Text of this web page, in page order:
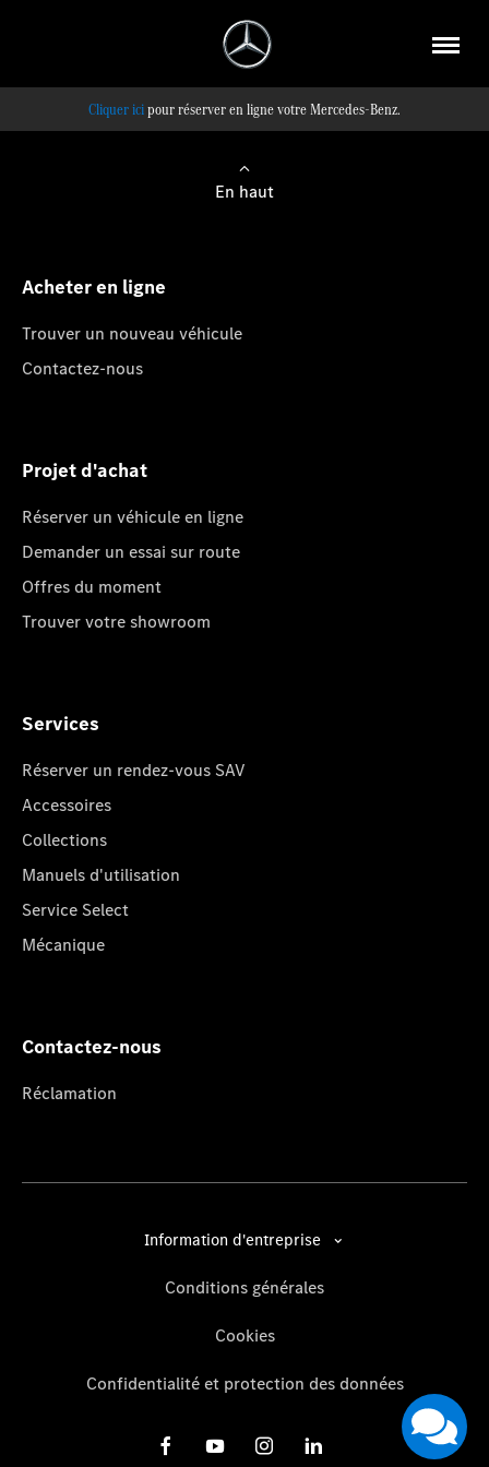
pour réserver en ligne votre Mercedes-Benz.
En haut
Acheter en ligne
Trouver un nouveau véhicule
Contactez-nous
Projet d'achat
Réserver un véhicule en ligne
Demander un essai sur route
Offres du moment
Trouver votre showroom
Services
Réserver un rendez-vous SAV
Accessoires
Collections
Manuels d'utilisation
Service Select
Mécanique
Contactez-nous
Réclamation
Information d'entreprise
Conditions générales
Cookies
Confidentialité et protection des données